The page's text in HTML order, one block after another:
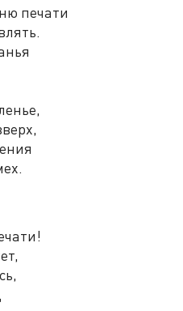
печати